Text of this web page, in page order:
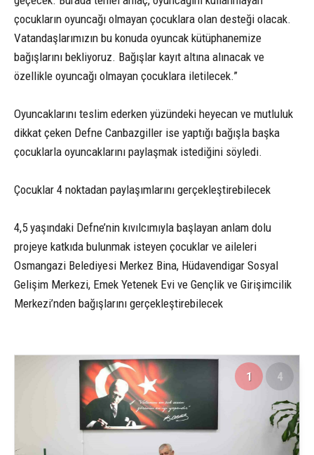
çocukların oyuncağı olmayan çocuklara olan desteği olacak.
Vatandaşlarımızın bu konuda oyuncak kütüphanemize
bağışlarını bekliyoruz. Bağışlar kayıt altına alınacak ve
özellikle oyuncağı olmayan çocuklara iletilecek.”
Oyuncaklarını teslim ederken yüzündeki heyecan ve mutluluk
dikkat çeken Defne Canbazgiller ise yaptığı bağışla başka
çocuklarla oyuncaklarını paylaşmak istediğini söyledi.
Çocuklar 4 noktadan paylaşımlarını gerçekleştirebilecek
4,5 yaşındaki Defne’nin kıvılcımıyla başlayan anlam dolu
projeye katkıda bulunmak isteyen çocuklar ve aileleri
Osmangazi Belediyesi Merkez Bina, Hüdavendigar Sosyal
Gelişim Merkezi, Emek Yetenek Evi ve Gençlik ve Girişimcilik
Merkezi’nden bağışlarını gerçekleştirebilecek
1 4